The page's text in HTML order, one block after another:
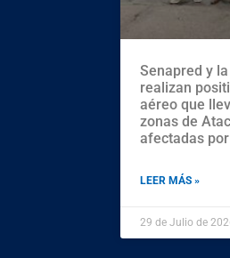
Senapred y
realizan
aéreo que
zonas de
afectadas
LEER MÁS »
29 de Julio de